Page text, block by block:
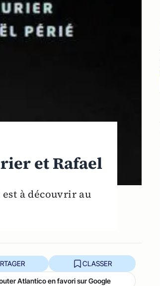
et Rafael
à découvrir au
CLASSER
Atlantico en favori sur Google